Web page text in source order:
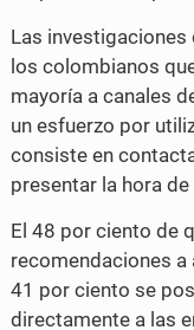
Las
los colombianos
mayoría a canales
un esfuerzo por
consiste en
presentar la hora de
El 48 por ciento de
recomendaciones a
41 por ciento se
directamente a las